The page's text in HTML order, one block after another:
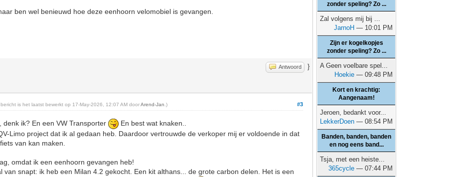
ben wel benieuwd hoe deze eenhoorn velomobiel is gevangen.
Antwoord }
#3
bericht is het laatst bewerkt op 17-May-2026, 12:07 AM doorArend-Jan .)
denk ik? En een VW Transporter
En best wat knaken..
Limo project dat ik al gedaan heb. Daardoor vertrouwde de verkoper mij er voldoende in dat
van kan maken.
omdat ik een eenhoorn gevangen heb!
van snapt: ik heb een Milan 4.2 gekocht. Een kit althans... de grote carbon delen. Het is een
zonder speling? Zo ...
Zal volgens mij bij ...
JarnoH — 10:01 PM
Zijn er kogelkopjes
zonder speling? Zo ...
A Geen voelbare spel...
Hoekie — 09:48 PM
Kort en krachtig:
Aangenaam!
Jeroen, bedankt voor...
LekkerDoen — 08:54 PM
Banden, banden, banden
en nog eens band...
Tsja, met een heiste...
365cycle — 07:44 PM